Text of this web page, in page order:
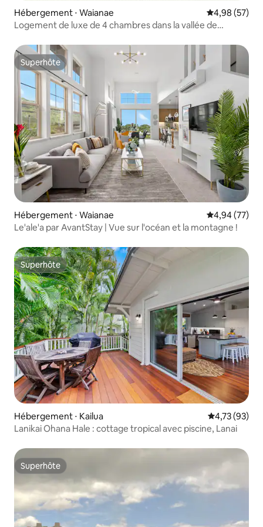
Hébergement ⋅ Waianae Évaluation
4,98 (57)
Logement de luxe de 4 chambres dans la vallée de
Superhôte
Superhôte
Hébergement ⋅ Waianae Évaluation
4,94 (77)
Le'ale'a par AvantStay | Vue sur l'océan et la montagne !
Superhôte
Superhôte
Hébergement ⋅ Kailua Évaluation
4,73 (93)
Lanikai Ohana Hale : cottage tropical avec piscine, Lanai
Superhôte
Superhôte